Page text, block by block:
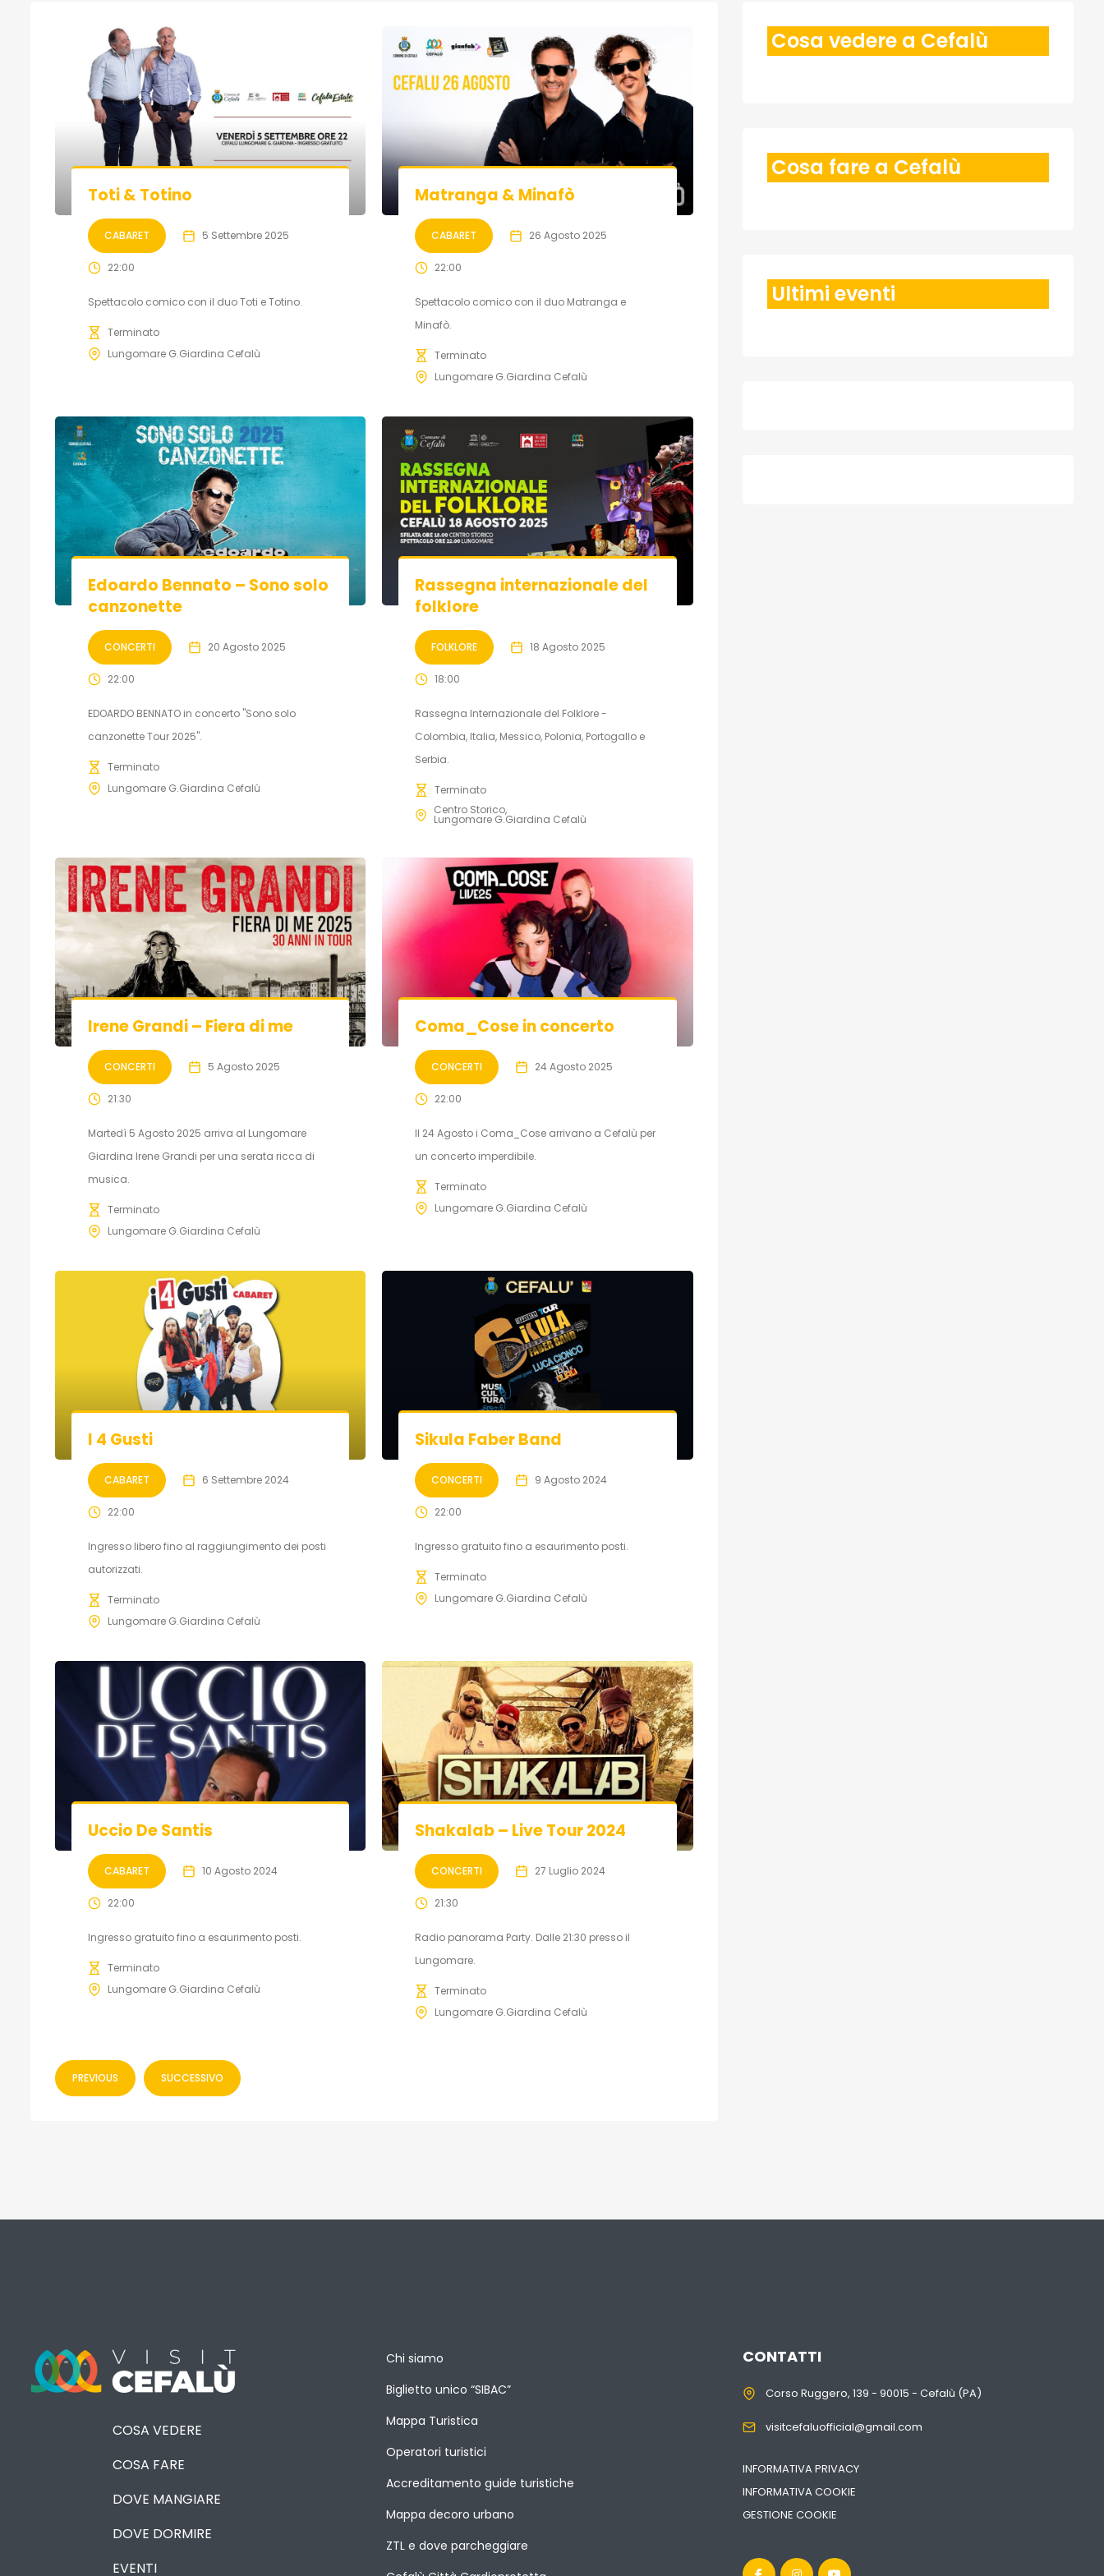
Toti & Totino
CABARET 5 Settembre 2025
22:00
Spettacolo comico con il duo Toti e Totino.
Terminato
Lungomare G.Giardina Cefalù
Matranga & Minafò
CABARET 26 Agosto 2025
22:00
Spettacolo comico con il duo Matranga e
Minafò.
Terminato
Lungomare G.Giardina Cefalù
Edoardo Bennato – Sono solo
canzonette
CONCERTI 20 Agosto 2025
22:00
EDOARDO BENNATO in concerto "Sono solo
canzonette Tour 2025".
Terminato
Lungomare G.Giardina Cefalù
Rassegna internazionale del
folklore
FOLKLORE 18 Agosto 2025
18:00
Rassegna Internazionale del Folklore -
Colombia, Italia, Messico, Polonia, Portogallo e
Serbia.
Terminato
Centro Storico
Lungomare G.Giardina Cefalù
Irene Grandi – Fiera di me
CONCERTI 5 Agosto 2025
21:30
Martedì 5 Agosto 2025 arriva al Lungomare
Giardina Irene Grandi per una serata ricca di
musica.
Terminato
Lungomare G.Giardina Cefalù
Coma_Cose in concerto
CONCERTI 24 Agosto 2025
22:00
Il 24 Agosto i Coma_Cose arrivano a Cefalù per
un concerto imperdibile.
Terminato
Lungomare G.Giardina Cefalù
I 4 Gusti
CABARET 6 Settembre 2024
22:00
Ingresso libero fino al raggiungimento dei posti
autorizzati.
Terminato
Lungomare G.Giardina Cefalù
Sikula Faber Band
CONCERTI 9 Agosto 2024
22:00
Ingresso gratuito fino a esaurimento posti.
Terminato
Lungomare G.Giardina Cefalù
Uccio De Santis
CABARET 10 Agosto 2024
22:00
Ingresso gratuito fino a esaurimento posti.
Terminato
Lungomare G.Giardina Cefalù
Shakalab – Live Tour 2024
CONCERTI 27 Luglio 2024
21:30
Radio panorama Party. Dalle 21:30 presso il
Lungomare.
Terminato
Lungomare G.Giardina Cefalù
PREVIOUS SUCCESSIVO
Cosa vedere a Cefalù
Cosa fare a Cefalù
Ultimi eventi
COSA VEDERE
COSA FARE
DOVE MANGIARE
DOVE DORMIRE
EVENTI
Chi siamo
Biglietto unico “SIBAC”
Mappa Turistica
Operatori turistici
Accreditamento guide turistiche
Mappa decoro urbano
ZTL e dove parcheggiare
CONTATTI
Corso Ruggero, 139 - 90015 - Cefalù (PA)
visitcefaluofficial@gmail.com
INFORMATIVA PRIVACY
INFORMATIVA COOKIE
GESTIONE COOKIE